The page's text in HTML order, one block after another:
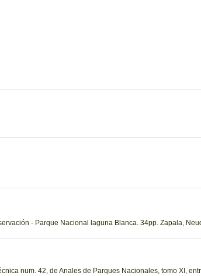
- Parque Nacional laguna Blanca. 34pp. Zapala,
num. 42, de Anales de Parques Nacionales, tomo XI,